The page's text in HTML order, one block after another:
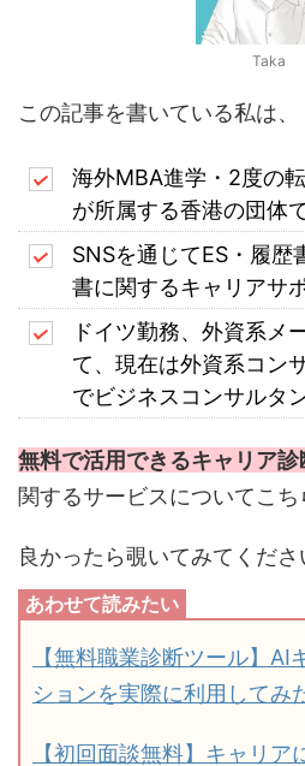
Taka
この記事を書いている私は、
海外MBA進学・2度の
が所属する香港の団体
SNSを通じてES・履歴
書に関するキャリアサ
ドイツ勤務、外資系メ
て、現在は外資系コン
でビジネスコンサルタ
無料で活用できるキャリア
関するサービスについてこち
良かったら覗いてみてくださ
【無料職業診断ツール】AI
ションを実際に利用してみ
【初回面談無料】キャリ